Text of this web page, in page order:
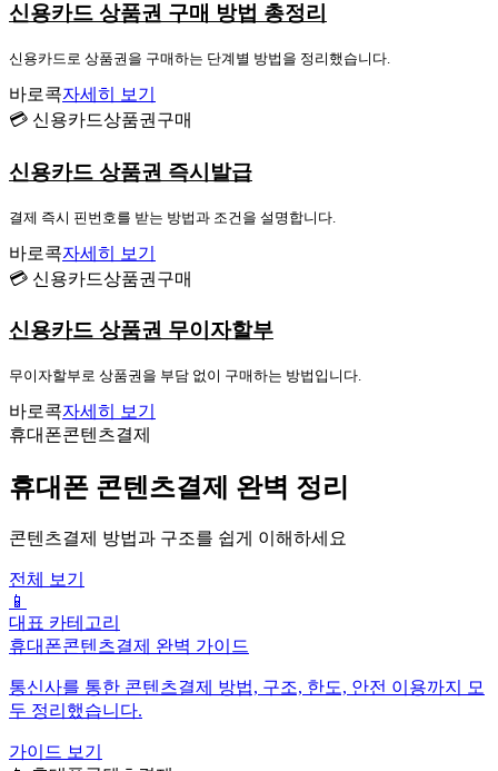
신용카드 상품권 구매 방법 총정리
신용카드로 상품권을 구매하는 단계별 방법을 정리했습니다.
바로콕자세히 보기
💳 신용카드상품권구매
신용카드 상품권 즉시발급
결제 즉시 핀번호를 받는 방법과 조건을 설명합니다.
바로콕자세히 보기
💳 신용카드상품권구매
신용카드 상품권 무이자할부
무이자할부로 상품권을 부담 없이 구매하는 방법입니다.
바로콕자세히 보기
휴대폰콘텐츠결제
휴대폰 콘텐츠결제 완벽 정리
콘텐츠결제 방법과 구조를 쉽게 이해하세요
전체 보기
📱
대표 카테고리
휴대폰콘텐츠결제 완벽 가이드
통신사를 통한 콘텐츠결제 방법, 구조, 한도, 안전 이용까지 모
두 정리했습니다.
가이드 보기